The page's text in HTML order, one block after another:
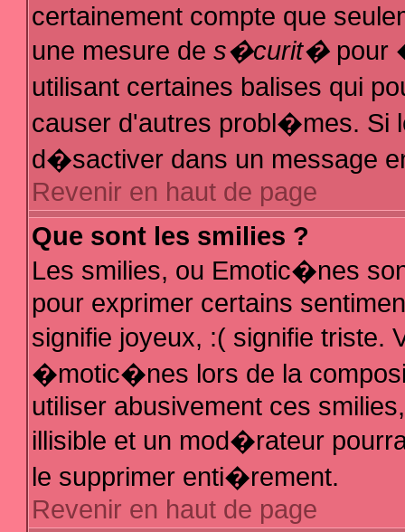
certainement compte que
une mesure de s�curit�pour
utilisant certaines balises qui
causer d'autres probl�mes. Si
d�sactiver dans un message
Revenir en haut de page
Que sont les smilies ?
Les smilies, ou Emotic�nes
pour exprimer certains
signifie joyeux, :( signifie triste.
�motic�nes lors de la
utiliser abusivement ces
illisible et un mod�rateur
le supprimer enti�rement.
Revenir en haut de page